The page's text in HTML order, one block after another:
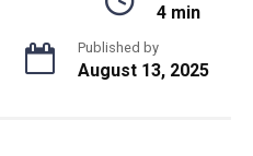
4 min
Published by
August 13, 2025